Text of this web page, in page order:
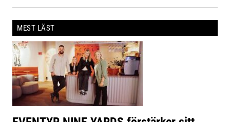
MEST LÄST